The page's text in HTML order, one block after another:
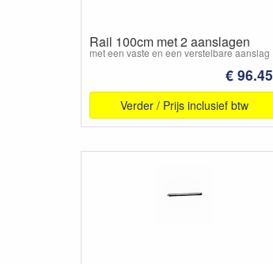
Rail 100cm met 2 aanslagen
met een vaste en een verstelbare aanslag
€ 96.45
Verder / Prijs inclusief btw